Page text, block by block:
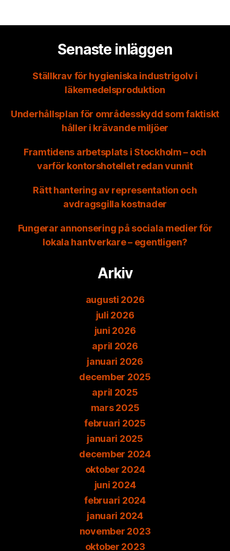
Senaste inläggen
Ställkrav för hygieniska industrigolv i
läkemedelsproduktion
Underhållsplan för områdesskydd som faktiskt
håller i krävande miljöer
Framtidens arbetsplats i Stockholm – och
varför kontorshotellet redan vunnit
Rätt hantering av representation och
avdragsgilla kostnader
Fungerar annonsering på sociala medier för
lokala hantverkare – egentligen?
Arkiv
augusti 2026
juli 2026
juni 2026
april 2026
januari 2026
december 2025
april 2025
mars 2025
februari 2025
januari 2025
december 2024
oktober 2024
juni 2024
februari 2024
januari 2024
november 2023
oktober 2023